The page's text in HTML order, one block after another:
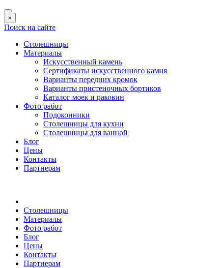
×
Поиск на сайте
Столешницы
Материалы
Искусственный камень
Сертификаты искусственного камня
Варианты передних кромок
Варианты пристеночных бортиков
Каталог моек и раковин
Фото работ
Подоконники
Столешницы для кухни
Столешницы для ванной
Блог
Цены
Контакты
Партнерам
Столешницы
Материалы
Фото работ
Блог
Цены
Контакты
Партнерам